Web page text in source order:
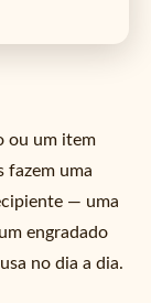
ou um item
fazem uma
— uma
engradado
no dia a dia.